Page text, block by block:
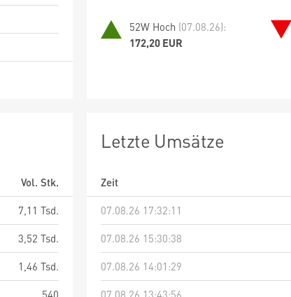
52W Hoch (07.08.26):
172,20 EUR
Vol. Stk.
7,11 Tsd.
3,52 Tsd.
1,46 Tsd.
540
Letzte Umsätze
Zeit
07.08.26 17:32:11
07.08.26 15:30:38
07.08.26 14:01:29
07.08.26 13:43:56